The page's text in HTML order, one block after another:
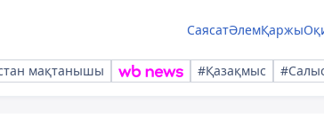
СаясатӘлемҚаржы
мақтанышы #Қазақмыс